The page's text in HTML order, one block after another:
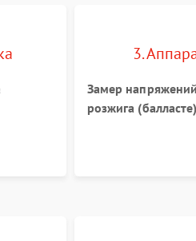
3.
Замер
розжига
цветового